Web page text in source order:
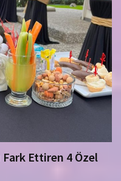
Fark Ettiren 4 Özel